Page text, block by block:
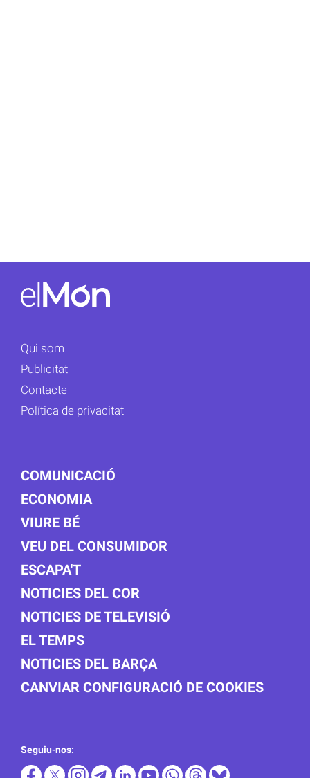
Qui som
Publicitat
Contacte
Política de privacitat
COMUNICACIÓ
ECONOMIA
VIURE BÉ
VEU DEL CONSUMIDOR
ESCAPA'T
NOTICIES DEL COR
NOTICIES DE TELEVISIÓ
EL TEMPS
NOTICIES DEL BARÇA
CANVIAR CONFIGURACIÓ DE COOKIES
Seguiu-nos: